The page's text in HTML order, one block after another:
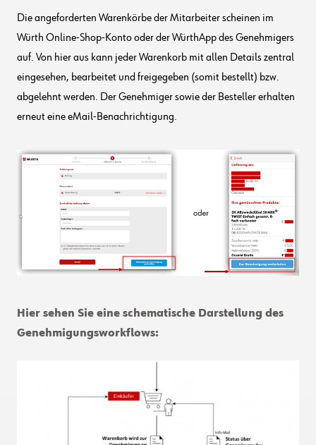
Die angeforderten Warenkörbe der Mitarbeiter scheinen im
Würth Online-Shop-Konto oder der WürthApp des Genehmigers
auf. Von hier aus kann jeder Warenkorb mit allen Details zentral
eingesehen, bearbeitet und freigegeben (somit bestellt) bzw.
abgelehnt werden. Der Genehmiger sowie der Besteller erhalten
erneut eine eMail-Benachrichtigung.
Hier sehen Sie eine schematische Darstellung des
Genehmigungsworkflows: